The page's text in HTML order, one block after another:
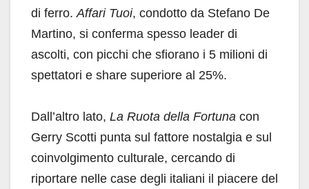
di ferro. Affari Tuoi, condotto da Stefano De
Martino, si conferma spesso leader di
ascolti, con picchi che sfiorano i 5 milioni di
spettatori e share superiore al 25%.
Dall’altro lato, La Ruota della Fortuna con
Gerry Scotti punta sul fattore nostalgia e sul
coinvolgimento culturale, cercando di
riportare nelle case degli italiani il piacere del